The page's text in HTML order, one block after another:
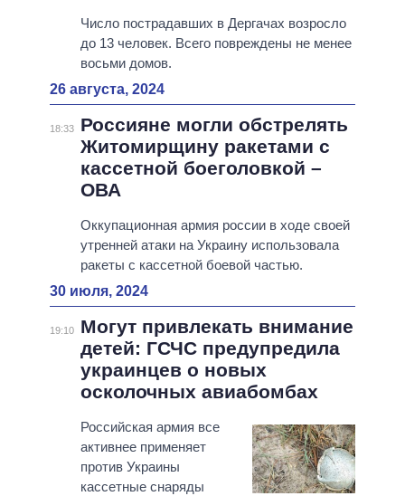
Число пострадавших в Дергачах возросло
до 13 человек. Всего повреждены не менее
восьми домов.
26 августа, 2024
18:33
Россияне могли обстрелять
Житомирщину ракетами с
кассетной боеголовкой –
ОВА
Оккупационная армия россии в ходе своей
утренней атаки на Украину использовала
ракеты с кассетной боевой частью.
30 июля, 2024
19:10
Могут привлекать внимание
детей: ГСЧС предупредила
украинцев о новых
осколочных авиабомбах
Российская армия все
активнее применяет
против Украины
кассетные снаряды